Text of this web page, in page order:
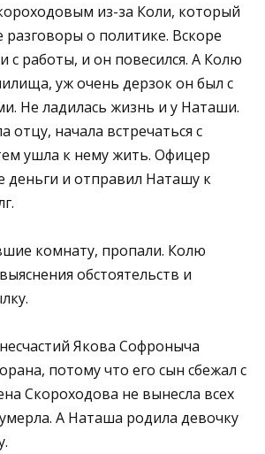
из-за Коли, который
о политике. Вскоре
с работы, и он повесился. А Колю
уж очень дерзок он был с
Не ладилась жизнь и у Наташи.
отцу, начала встречаться с
ушла к нему жить. Офицер
деньги и отправил Наташу к
комнату, пропали. Колю
обстоятельств и
Якова Софроныча
потому что его сын сбежал с
Скороходова не вынесла всех
А Наташа родила девочку